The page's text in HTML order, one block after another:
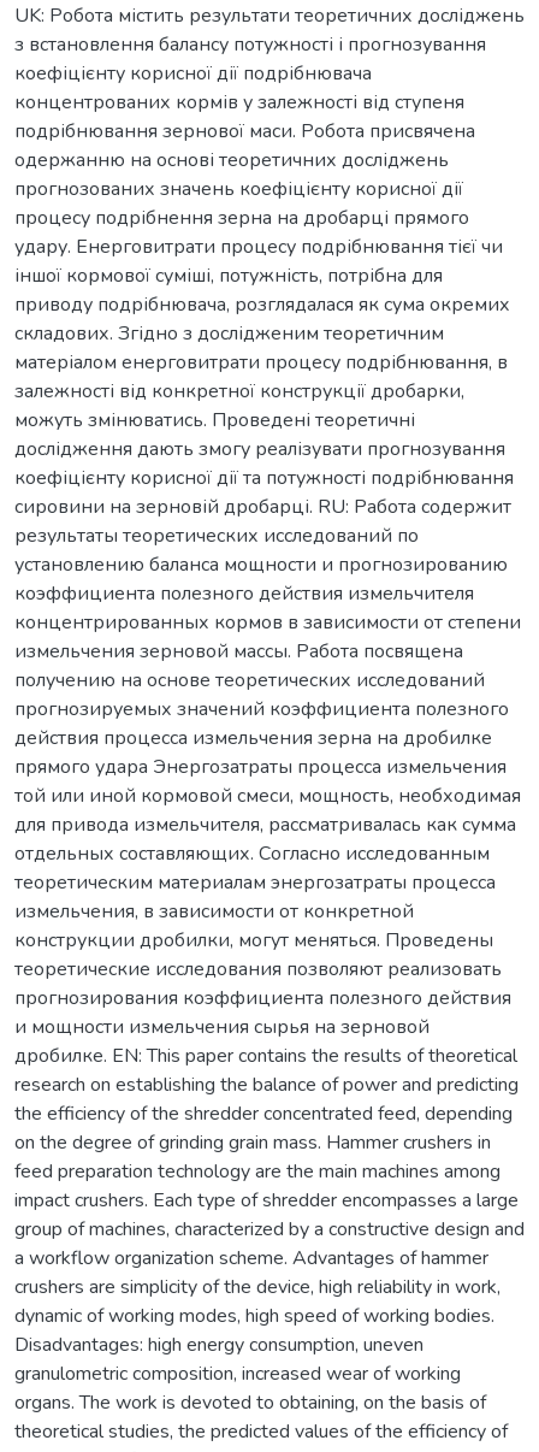
UK: Робота містить результати теоретичних досліджень
з встановлення балансу потужності і прогнозування
коефіцієнту корисної дії подрібнювача
концентрованих кормів у залежності від ступеня
подрібнювання зернової маси. Робота присвячена
одержанню на основі теоретичних досліджень
прогнозованих значень коефіцієнту корисної дії
процесу подрібнення зерна на дробарці прямого
удару. Енерговитрати процесу подрібнювання тієї чи
іншої кормової суміші, потужність, потрібна для
приводу подрібнювача, розглядалася як сума окремих
складових. Згідно з дослідженим теоретичним
матеріалом енерговитрати процесу подрібнювання, в
залежності від конкретної конструкції дробарки,
можуть змінюватись. Проведені теоретичні
дослідження дають змогу реалізувати прогнозування
коефіцієнту корисної дії та потужності подрібнювання
сировини на зерновій дробарці. RU: Работа содержит
результаты теоретических исследований по
установлению баланса мощности и прогнозированию
коэффициента полезного действия измельчителя
концентрированных кормов в зависимости от степени
измельчения зерновой массы. Работа посвящена
получению на основе теоретических исследований
прогнозируемых значений коэффициента полезного
действия процесса измельчения зерна на дробилке
прямого удара Энергозатраты процесса измельчения
той или иной кормовой смеси, мощность, необходимая
для привода измельчителя, рассматривалась как сумма
отдельных составляющих. Согласно исследованным
теоретическим материалам энергозатраты процесса
измельчения, в зависимости от конкретной
конструкции дробилки, могут меняться. Проведены
теоретические исследования позволяют реализовать
прогнозирования коэффициента полезного действия
и мощности измельчения сырья на зерновой
дробилке. EN: This paper contains the results of theoretical
research on establishing the balance of power and predicting
the efficiency of the shredder concentrated feed, depending
on the degree of grinding grain mass. Hammer crushers in
feed preparation technology are the main machines among
impact crushers. Each type of shredder encompasses a large
group of machines, characterized by a constructive design and
a workflow organization scheme. Advantages of hammer
crushers are simplicity of the device, high reliability in work,
dynamic of working modes, high speed of working bodies.
Disadvantages: high energy consumption, uneven
granulometric composition, increased wear of working
organs. The work is devoted to obtaining, on the basis of
theoretical studies, the predicted values of the efficiency of